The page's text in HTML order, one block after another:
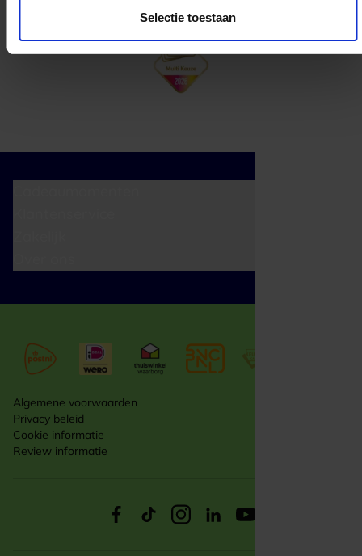
Selectie toestaan
Algemene voorwaarden
Privacy beleid
Cookie informatie
Review informatie